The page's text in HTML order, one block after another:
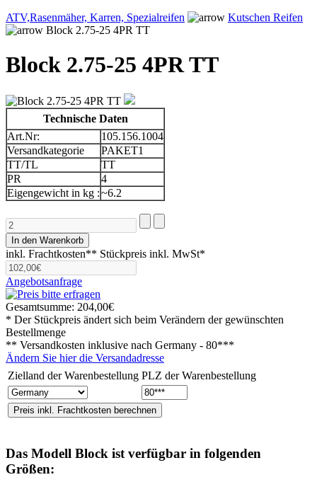
ATV,Rasenmäher, Karren, Spezialreifen
Kutschen Reifen
Block 2.75-25 4PR TT
Block 2.75-25 4PR TT
Technische Daten
Art.Nr:
105.156.1004
Versandkategorie
PAKET1
TT/TL
TT
PR
4
Eigengewicht in kg :~6.2
inkl. Frachtkosten** Stückpreis inkl. MwSt*
Angebotsanfrage
Gesamtsumme: 204,00€
* Der Stückpreis ändert sich beim Verändern der gewünschten
Bestellmenge
** Versandkosten inklusive nach Germany - 80***
Ändern Sie hier die Versandadresse
Zielland der Warenbestellung PLZ der Warenbestellung
Das Modell Block ist verfügbar in folgenden
Größen: